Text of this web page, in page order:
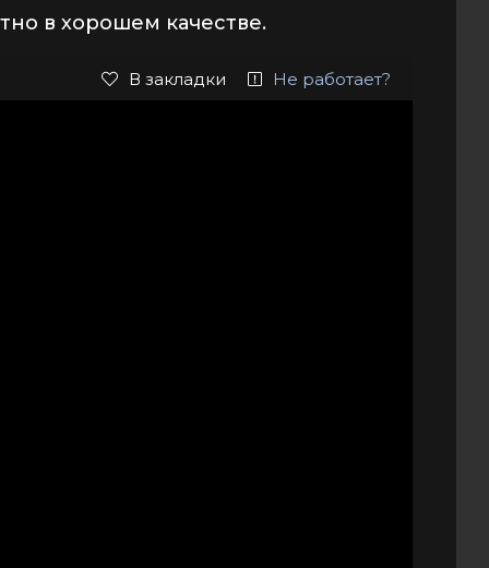
в хорошем качестве.
В закладки Не работает?